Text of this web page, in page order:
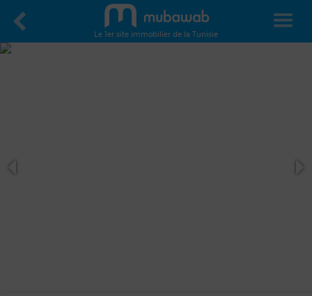
Le 1er site immobilier de la Tunisie